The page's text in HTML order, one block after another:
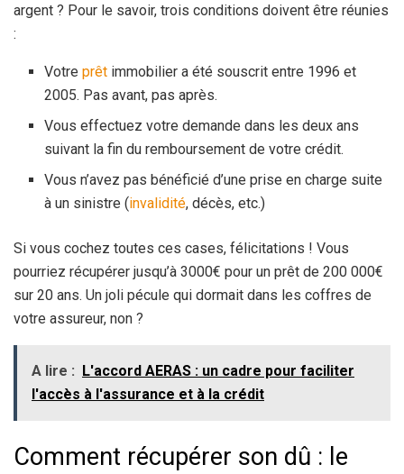
argent ? Pour le savoir, trois conditions doivent être réunies
:
Votreprêt immobilier a été souscrit entre 1996 et
2005. Pas avant, pas après.
Vous effectuez votre demande dans les deux ans
suivant la fin du remboursement de votre crédit.
Vous n’avez pas bénéficié d’une prise en charge suite
à un sinistre (invalidité, décès, etc.)
Si vous cochez toutes ces cases, félicitations ! Vous
pourriez récupérer jusqu’à 3000€ pour un prêt de 200 000€
sur 20 ans. Un joli pécule qui dormait dans les coffres de
votre assureur, non ?
A lire : L'accord AERAS : un cadre pour faciliter
l'accès à l'assurance et à la crédit
Comment récupérer son dû : le